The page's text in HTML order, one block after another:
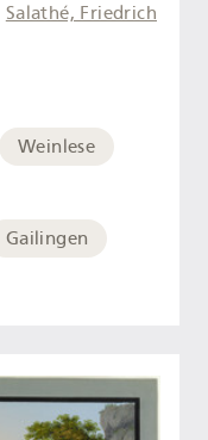
Salathé, Friedrich
Weinlese
Gailingen